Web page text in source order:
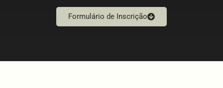
Formulário de Inscrição